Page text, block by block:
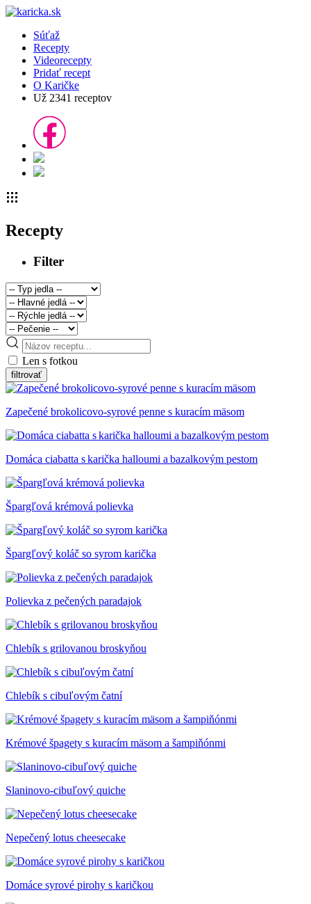
Súťaž
Recepty
Videorecepty
Pridať recept
O Karičke
Už 2341 receptov
Recepty
Filter
Len s fotkou
Zapečené brokolicovo-syrové penne s kuracím mäsom
Domáca ciabatta s karička halloumi a bazalkovým pestom
Špargľová krémová polievka
Špargľový koláč so syrom karička
Polievka z pečených paradajok
Chlebík s grilovanou broskyňou
Chlebík s cibuľovým čatní
Krémové špagety s kuracím mäsom a šampiňónmi
Slaninovo-cibuľový quiche
Nepečený lotus cheesecake
Domáce syrové pirohy s karičkou